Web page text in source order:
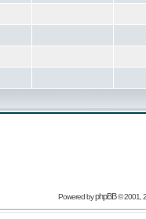
Powered byphpBB© 2001,